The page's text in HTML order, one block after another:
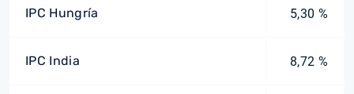
IPC Hungría 5,30 %
IPC India 8,72 %